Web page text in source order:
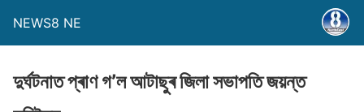
NEWS8 NE
দুৰ্ঘটনাত প্ৰাণ গ’ল আটাছুৰ জিলা সভাপতি জয়ন্ত